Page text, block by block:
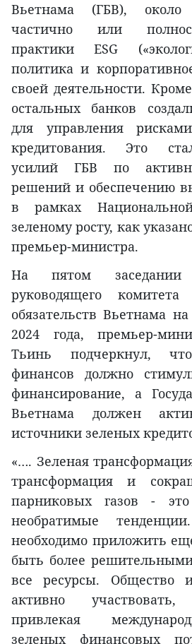
Вьетнама (ГБВ), около
частично или
практики ESG
политика и
своей деятельности.
остальных банков
для управления рисками
кредитования. Это
усилий ГБВ по
решений и обеспечению
в рамках
зеленому росту, как
премьер-министра.
На пятом заседании
руководящего
обязательств Вьетнама
2024 года, премьер-
Тьинь подчеркнул,
финансов должно
финансирование, а
Вьетнама должен
источники зеленых
«…. Зеленая
трансформация и
парниковых газов -
необратимые
необходимо приложить
быть более
все ресурсы. Общество
активно
привлекая
зеленых финансовых